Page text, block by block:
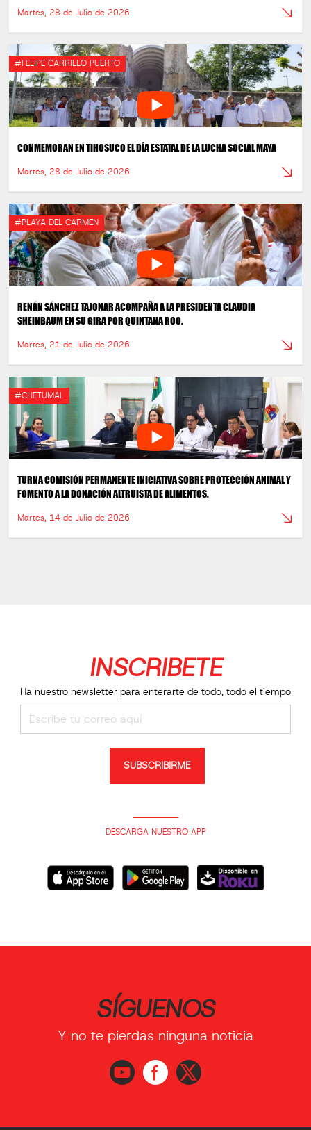
Martes, 28 de Julio de 2026
#FELIPE CARRILLO PUERTO
CONMEMORAN EN TIHOSUCO EL DÍA ESTATAL DE LA LUCHA SOCIAL MAYA
Martes, 28 de Julio de 2026
#PLAYA DEL CARMEN
RENÁN SÁNCHEZ TAJONAR ACOMPAÑA A LA PRESIDENTA CLAUDIA
SHEINBAUM EN SU GIRA POR QUINTANA ROO.
Martes, 21 de Julio de 2026
#CHETUMAL
TURNA COMISIÓN PERMANENTE INICIATIVA SOBRE PROTECCIÓN ANIMAL Y
FOMENTO A LA DONACIÓN ALTRUISTA DE ALIMENTOS.
Martes, 14 de Julio de 2026
INSCRIBETE
Ha nuestro newsletter para enterarte de todo, todo el tiempo
SUBSCRIBIRME
DESCARGA NUESTRO APP
SÍGUENOS
Y no te pierdas ninguna noticia